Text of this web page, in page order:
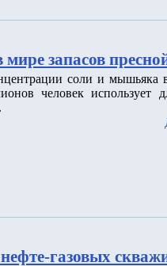
запасов
соли и мышьяка
человек использует
газовых